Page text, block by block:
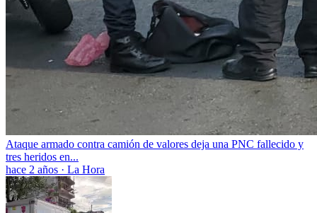
Ataque armado contra camión de valores deja una PNC fallecido y
tres heridos en...
hace 2 años · La Hora